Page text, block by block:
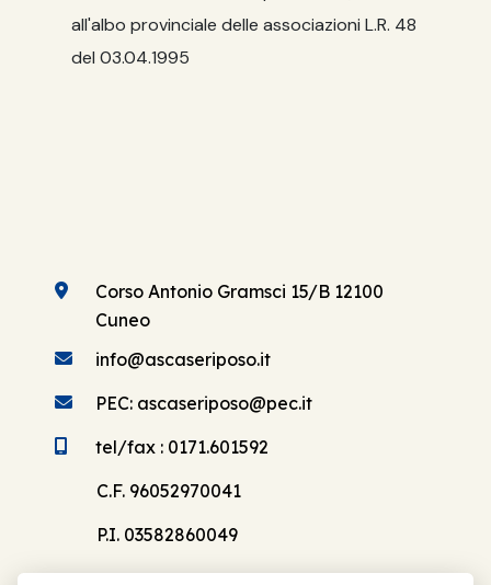
all'albo provinciale delle associazioni L.R. 48
del 03.04.1995
Corso Antonio Gramsci 15/B 12100
Cuneo
info@ascaseriposo.it
PEC: ascaseriposo@pec.it
tel/fax : 0171.601592
C.F. 96052970041
P.I. 03582860049